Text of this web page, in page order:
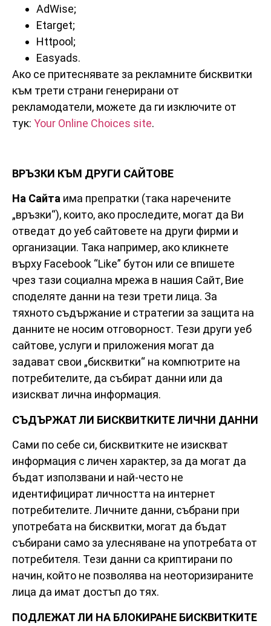
AdWise;
Etarget;
Httpool;
Easyads.
Ако се притеснявате за рекламните бисквитки
към трети страни генерирани от
рекламодатели, можете да ги изключите от
тук: Your Online Choices site.
ВРЪЗКИ КЪМ ДРУГИ САЙТОВЕ
На Сайта има препратки (така наречените
„връзки“), които, ако проследите, могат да Ви
отведат до уеб сайтовете на други фирми и
организации. Така например, ако кликнете
върху Facebook “Like” бутон или се впишете
чрез тази социална мрежа в нашия Сайт, Вие
споделяте данни на тези трети лица. За
тяхното съдържание и стратегии за защита на
данните не носим отговорност. Тези други уеб
сайтове, услуги и приложения могат да
задават свои „бисквитки“ на компютрите на
потребителите, да събират данни или да
изискват лична информация.
СЪДЪРЖАТ ЛИ БИСКВИТКИТЕ ЛИЧНИ ДАННИ
Сами по себе си, бисквитките не изискват
информация с личен характер, за да могат да
бъдат използвани и най-често не
идентифицират личността на интернет
потребителите. Личните данни, събрани при
употребата на бисквитки, могат да бъдат
събирани само за улесняване на употребата от
потребителя. Тези данни са криптирани по
начин, който не позволява на неоторизираните
лица да имат достъп до тях.
ПОДЛЕЖАТ ЛИ НА БЛОКИРАНЕ БИСКВИТКИТЕ